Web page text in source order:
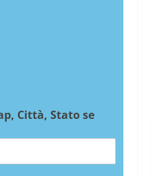
Città, Stato se